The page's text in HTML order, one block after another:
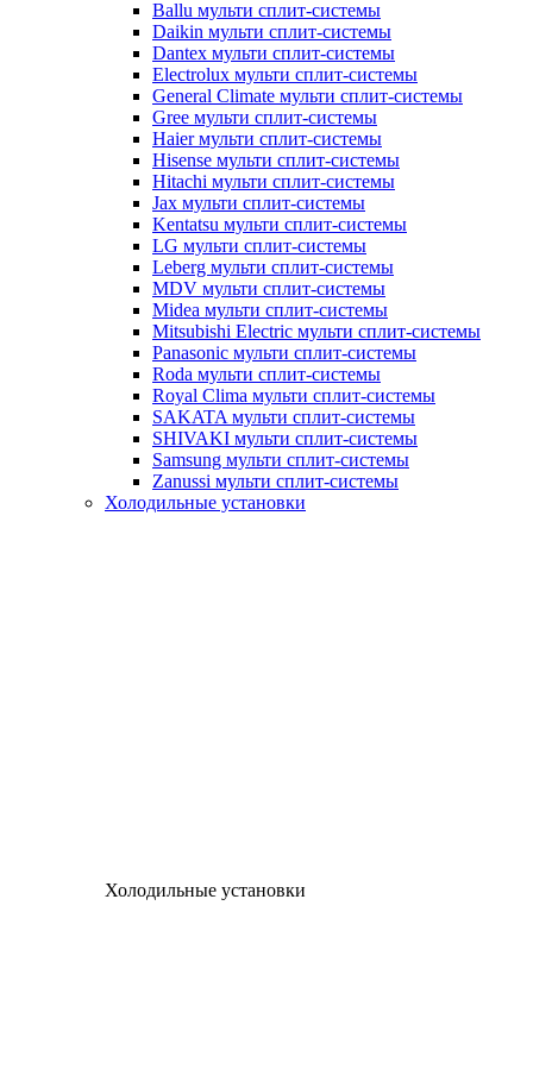
Ballu мульти сплит-системы
Daikin мульти сплит-системы
Dantex мульти сплит-системы
Electrolux мульти сплит-системы
General Climate мульти сплит-системы
Gree мульти сплит-системы
Haier мульти сплит-системы
Hisense мульти сплит-системы
Hitachi мульти сплит-системы
Jax мульти сплит-системы
Kentatsu мульти сплит-системы
LG мульти сплит-системы
Leberg мульти сплит-системы
MDV мульти сплит-системы
Midea мульти сплит-системы
Mitsubishi Electric мульти сплит-системы
Panasonic мульти сплит-системы
Roda мульти сплит-системы
Royal Clima мульти сплит-системы
SAKATA мульти сплит-системы
SHIVAKI мульти сплит-системы
Samsung мульти сплит-системы
Zanussi мульти сплит-системы
Холодильные установки
Холодильные установки